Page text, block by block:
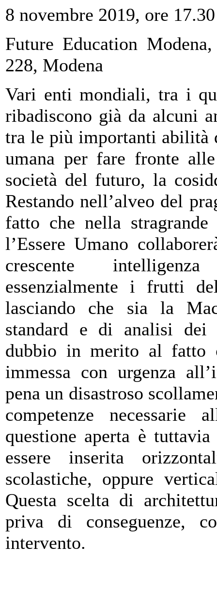
8 novembre 2019, ore
Future Education
228, Modena
Vari enti mondiali, tra i
ribadiscono già da alcuni
tra le più importanti abilità
umana per fare fronte
società del futuro, la
Restando nell’alveo del
fatto che nella
l’Essere Umano
crescente
essenzialmente i frutti
lasciando che sia la
standard e di analisi
dubbio in merito al fatto
immessa con urgenza
pena un disastroso
competenze necessarie
questione aperta è
essere inserita
scolastiche, oppure
Questa scelta di
priva di conseguenze,
intervento.